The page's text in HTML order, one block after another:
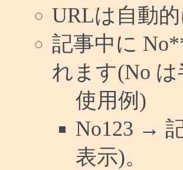
URLは自動
記事中に
れます(No
使用例)
No123 →
表示)。